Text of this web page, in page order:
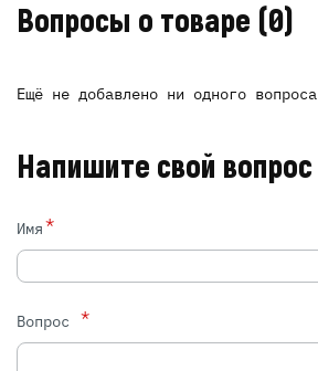
Вопросы о товаре (0)
Ещё не добавлено ни одного вопроса
Напишите свой вопрос
Имя*
Вопрос *